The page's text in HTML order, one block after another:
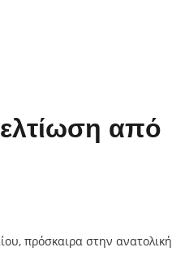
από
πρόσκαιρα στην ανατολική